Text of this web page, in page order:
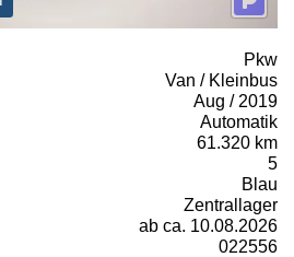
Pkw
Van / Kleinbus
Aug / 2019
Automatik
61.320 km
5
Blau
Zentrallager
ab ca. 10.08.2026
022556